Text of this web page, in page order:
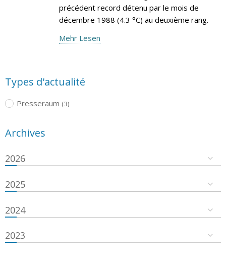
précédent record détenu par le mois de
décembre 1988 (4.3 °C) au deuxième rang.
Mehr Lesen
Types d'actualité
Presseraum (3)
Archives
2026
2025
2024
2023